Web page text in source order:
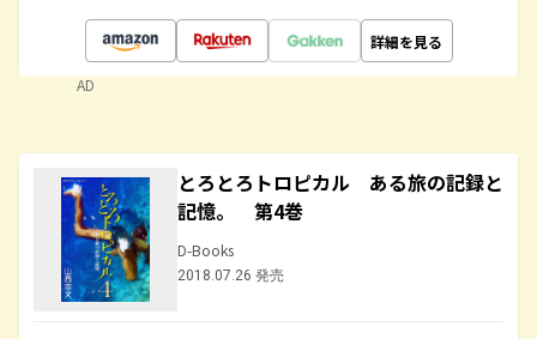
詳細を見る
AD
とろとろトロピカル ある旅の記録と
記憶。 第4巻
D-Books
2018.07.26 発売